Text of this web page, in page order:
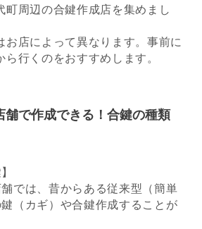
町周辺の合鍵作成店を集めまし
お店によって異なります。事前に
行くのをおすすめします。
舗で作成できる！合鍵の種類
では、昔からある従来型（簡単
（カギ）や合鍵作成することが